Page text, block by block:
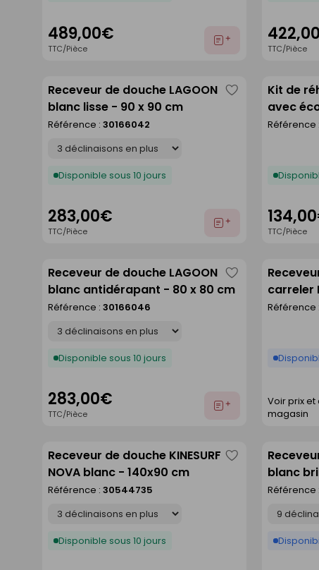
489,00€
TTC/Pièce
Ajouter
TTC/Pièce
Receveur de douche LAGOON
blanc lisse - 90 x 90 cm
Référence : 30166042
Disponible sous 10 jours
283,00€
TTC/Pièce
Ajouter
Enregistrer
comme
Kit de
avec
- 120 x
Référence :
TTC/Pièce
Receveur de douche LAGOON
blanc antidérapant - 80 x 80 cm
Référence : 30166046
Disponible sous 10 jours
283,00€
TTC/Pièce
Ajouter
Enregistrer
commecarreler
extrudé
Référence :
Voir prix
magasin
Receveur de douche KINESURF
NOVA blanc - 140x90 cm
Référence : 30544735
Disponible sous 10 jours
Enregistrer
commeblanc
Référence :